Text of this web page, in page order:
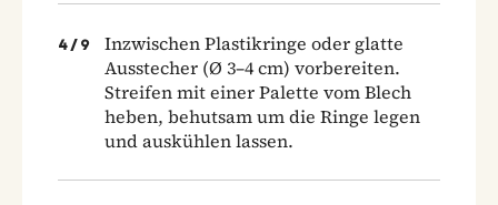
4 / 9
Inzwischen Plastikringe oder glatte
Ausstecher (Ø 3–4 cm) vorbereiten.
Streifen mit einer Palette vom Blech
heben, behutsam um die Ringe legen
und auskühlen lassen.